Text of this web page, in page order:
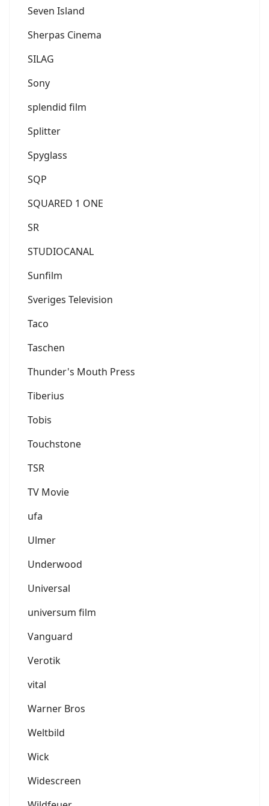
Seven Island
Sherpas Cinema
SILAG
Sony
splendid film
Splitter
Spyglass
SQP
SQUARED 1 ONE
SR
STUDIOCANAL
Sunfilm
Sveriges Television
Taco
Taschen
Thunder's Mouth Press
Tiberius
Tobis
Touchstone
TSR
TV Movie
ufa
Ulmer
Underwood
Universal
universum film
Vanguard
Verotik
vital
Warner Bros
Weltbild
Wick
Widescreen